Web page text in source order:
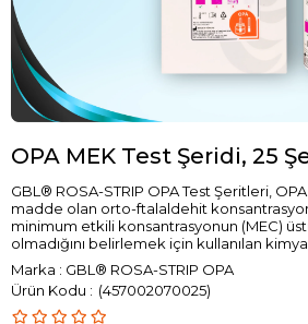
OPA MEK Test Şeridi, 25
GBL® ROSA-STRIP OPA Test Şeritleri,
madde olan orto-ftalaldehit
minimum etkili konsantrasyonun (MEC)
olmadığını belirlemek için kullanılan
Marka : GBL® ROSA-STRIP OPA
(457002070025)